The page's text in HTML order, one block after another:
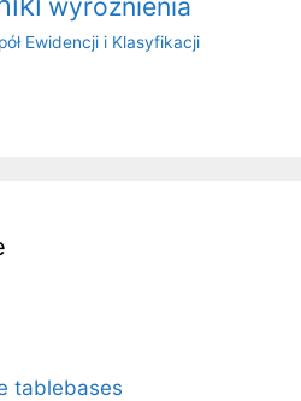
wyróżnienia
Ewidencji i Klasyfikacji
tablebases